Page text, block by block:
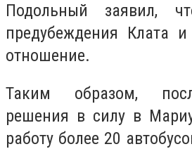
Подольный заявил,
предубеждения Клата и
отношение.
Таким образом,
решения в силу в
работу более 20